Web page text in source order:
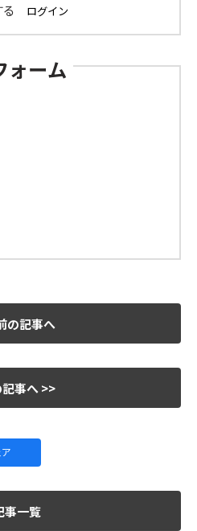
ォーム
の記事へ
事へ >>
事一覧